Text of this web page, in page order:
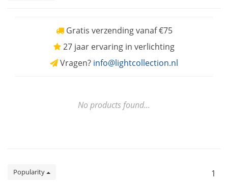
Gratis verzending vanaf €75
27 jaar ervaring in verlichting
Vragen? info@lightcollection.nl
No products found...
Popularity 1